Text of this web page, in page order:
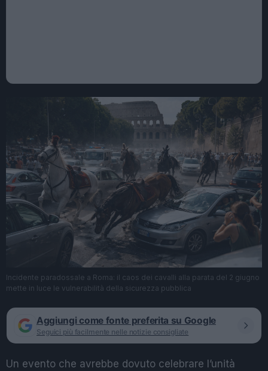
Incidente paradossale a Roma: il caos dei cavalli alla parata del 2 giugno
mette in luce le vulnerabilità della sicurezza pubblica
Aggiungi come fonte preferita su Google
Seguici più facilmente nelle notizie consigliate
Un evento che avrebbe dovuto celebrare l’unità